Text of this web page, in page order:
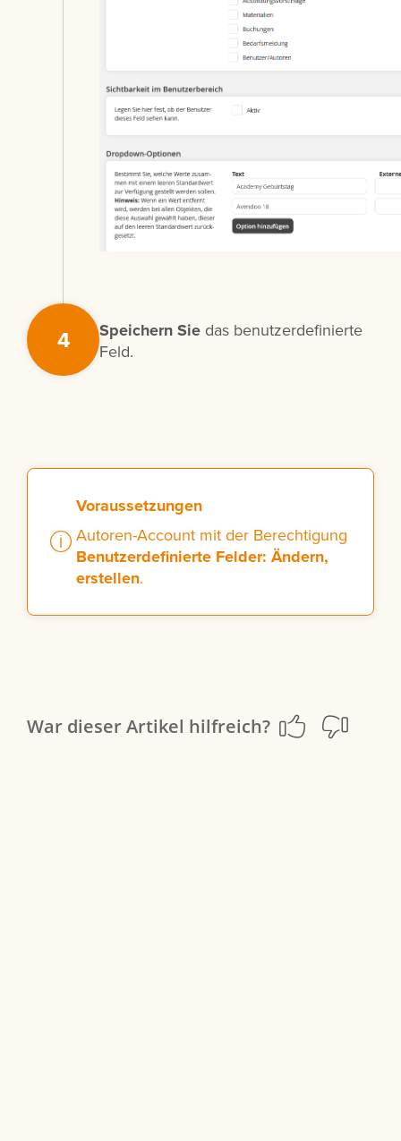
4 Speichern Sie das benutzerdefinierte
Feld.
Voraussetzungen
Autoren-Account mit der Berechtigung
Benutzerdefinierte Felder: Ändern,
erstellen.
War dieser Artikel hilfreich?